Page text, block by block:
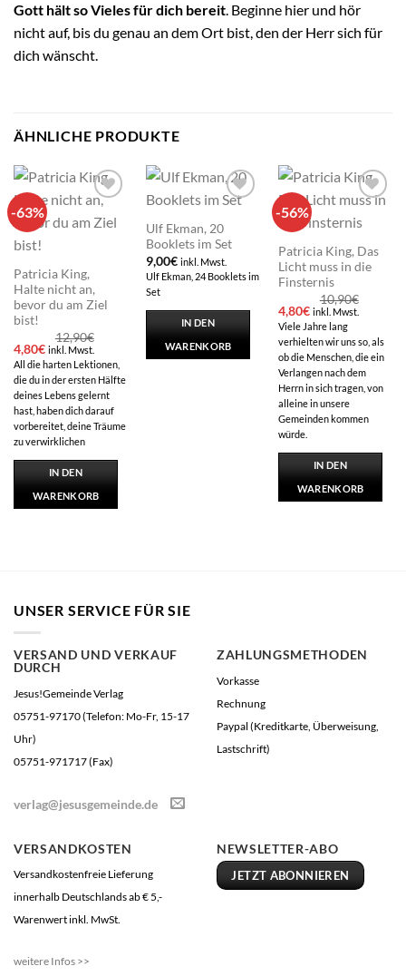
Gott hält so Vieles für dich bereit. Beginne hier und hör
nicht auf, bis du genau an dem Ort bist, den der Herr sich für
dich wänscht.
ÄHNLICHE PRODUKTE
-63%
Add to
wishlist
Patricia King,
Halte nicht an,
bevor du am Ziel
bist!
12,90€
Ursprünglicher
Preis
war:
12,90€
4,80€Aktueller
Preis
ist:
4,80€.
inkl. Mwst.
All die harten Lektionen,
die du in der ersten Hälfte
deines Lebens gelernt
hast, haben dich darauf
vorbereitet, deine Träume
zu verwirklichen
IN DEN
WARENKORB
wishlist
Ulf Ekman, 20
Booklets im Set
9,00€ inkl. Mwst.
Ulf Ekman, 24 Booklets im
Set
IN DEN
WARENKORB
-56%
wishlist
Patricia King, Das
Licht muss in die
Finsternis
10,90€
Ursprünglicher
Preis
war:
10,90€
4,80€Aktueller
Preis
ist:
4,80€.
inkl. Mwst.
Viele Jahre lang
verhielten wir uns so, als
ob die Menschen, die ein
Verlangen nach dem
Herrn in sich tragen, von
alleine in unsere
Gemeinden kommen
würde.
IN DEN
WARENKORB
UNSER SERVICE FÜR SIE
VERSAND UND VERKAUF
DURCH
Jesus!Gemeinde Verlag
05751-97170 (Telefon: Mo-Fr, 15-17
Uhr)
05751-971717 (Fax)
verlag@jesusgemeinde.de
ZAHLUNGSMETHODEN
Vorkasse
Rechnung
Paypal (Kreditkarte, Überweisung,
Lastschrift)
VERSANDKOSTEN
Versandkostenfreie Lieferung
innerhalb Deutschlands ab € 5,-
Warenwert inkl. MwSt.
weitere Infos >>
NEWSLETTER-ABO
JETZT ABONNIEREN